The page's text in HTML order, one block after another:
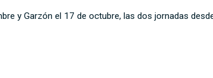
y Garzón el 17 de octubre, las dos jornadas